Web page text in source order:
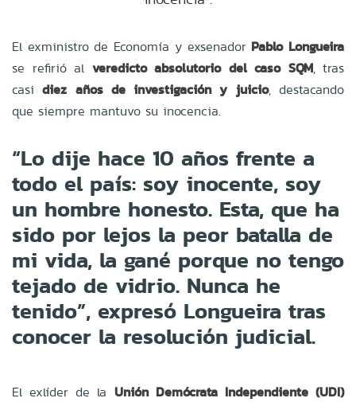
El exministro de Economía y exsenador Pablo Longueira
se refirió al veredicto absolutorio del caso SQM, tras
casidiez años de investigación y juicio, destacando
que siempre mantuvo su inocencia.
“Lo dije hace 10 años frente a
todo el país: soy inocente, soy
un hombre honesto. Esta, que ha
sido por lejos la peor batalla de
mi vida, la gané porque no tengo
tejado de vidrio. Nunca he
tenido”, expresó Longueira tras
conocer la resolución judicial.
El exlíder de la Unión Demócrata Independiente (UDI)